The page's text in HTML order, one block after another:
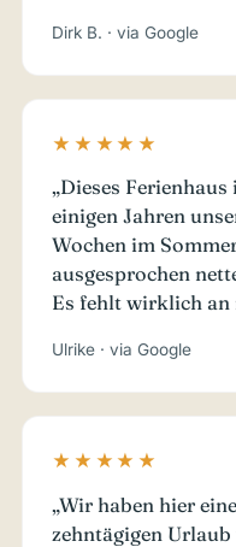
Dirk B. · via Google
★★★★★
„Dieses
einigen Jahren
Wochen im
ausgesprochen
Es fehlt wirklich an
Ulrike · via Google
★★★★★
„Wir haben hier
zehntägigen